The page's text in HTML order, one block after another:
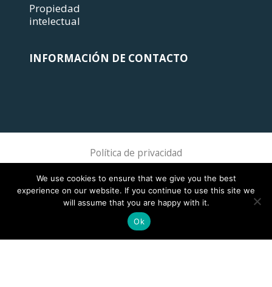
Propiedad
intelectual
INFORMACIÓN DE CONTACTO
Política de privacidad
We use cookies to ensure that we give you the best
experience on our website. If you continue to use this site we
will assume that you are happy with it.
Ok